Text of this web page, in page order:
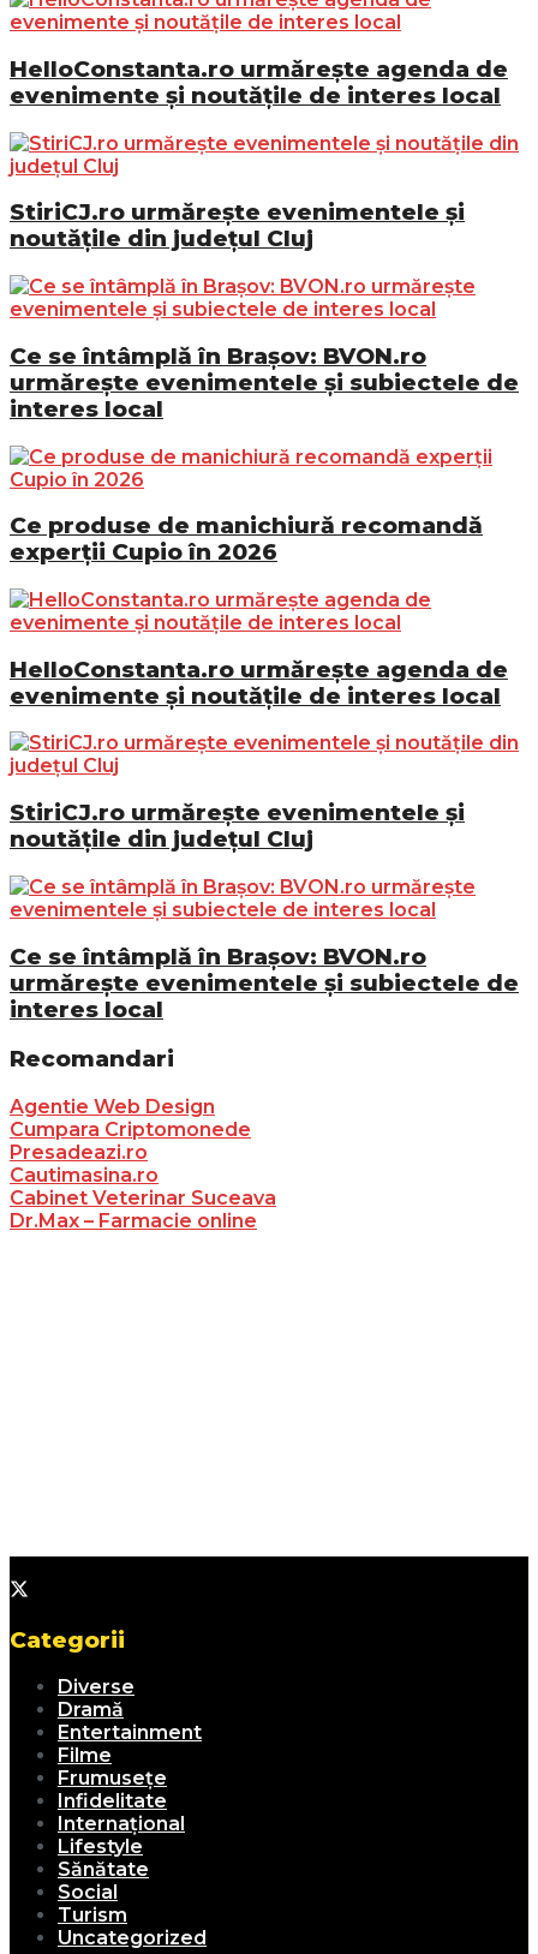
HelloConstanta.ro urmărește agenda de
evenimente și noutățile de interes local
StiriCJ.ro urmărește evenimentele și
noutățile din județul Cluj
Ce se întâmplă în Brașov: BVON.ro
urmărește evenimentele și subiectele de
interes local
Ce produse de manichiură recomandă
experții Cupio în 2026
HelloConstanta.ro urmărește agenda de
evenimente și noutățile de interes local
StiriCJ.ro urmărește evenimentele și
noutățile din județul Cluj
Ce se întâmplă în Brașov: BVON.ro
urmărește evenimentele și subiectele de
interes local
Recomandari
Agentie Web Design
Cumpara Criptomonede
Presadeazi.ro
Cautimasina.ro
Cabinet Veterinar Suceava
Dr.Max – Farmacie online
Categorii
Diverse
Dramă
Entertainment
Filme
Frumusețe
Infidelitate
Internațional
Lifestyle
Sănătate
Social
Turism
Uncategorized